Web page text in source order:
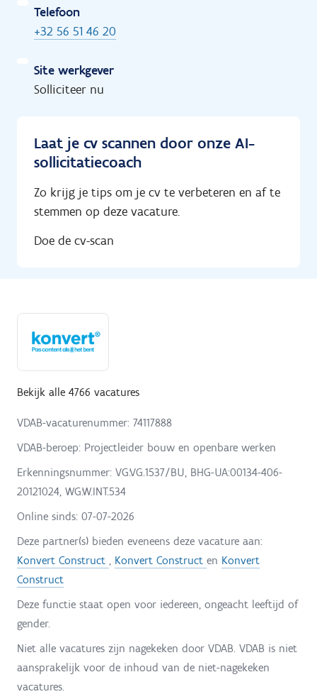
Telefoon
+32 56 51 46 20
Site werkgever
Solliciteer nu
Laat je cv scannen door onze AI-
sollicitatiecoach
Zo krijg je tips om je cv te verbeteren en af te
stemmen op deze vacature.
Doe de cv-scan
Bekijk alle 4766 vacatures
VDAB-vacaturenummer: 74117888
VDAB-beroep: Projectleider bouw en openbare werken
Erkenningsnummer: VG:VG.1537/BU, BHG-UA:00134-406-
20121024, WG:W.INT.534
Online sinds: 07-07-2026
Deze partner(s) bieden eveneens deze vacature aan:
Konvert Construct
Konvert Construct en Konvert
Construct
Deze functie staat open voor iedereen, ongeacht leeftijd of
gender.
Niet alle vacatures zijn nagekeken door VDAB. VDAB is niet
aansprakelijk voor de inhoud van de niet-nagekeken
vacatures.